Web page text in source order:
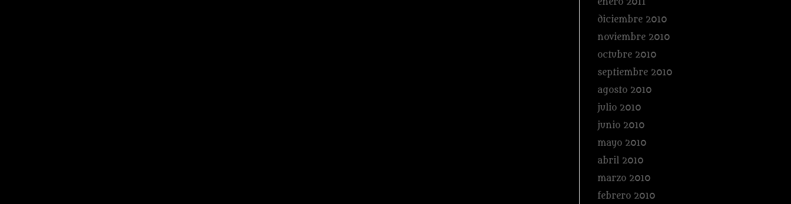
enero 2011
diciembre 2010
noviembre 2010
octubre 2010
septiembre 2010
agosto 2010
julio 2010
junio 2010
mayo 2010
abril 2010
marzo 2010
febrero 2010